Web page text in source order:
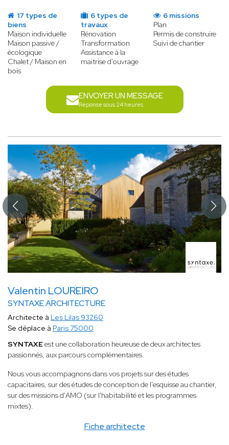
17 types de
biens
Maison individuelle
Maison passive /
écologique
Chalet / Maison en
bois
6 types de
travaux
Rénovation
Transformation
Assistance à la
maitrise d'ouvrage
6 missions
Plan
Permis de construire
Suivi de chantier
ENVOYER UN MESSAGE
Réponse sous 24 heures
Valentin LOUREIRO
SYNTAXE ARCHITECTURE
Fiche architecte
Architecte à Les Lilas 93260
Se déplace à Paris 75000
SYNTAXEest une collaboration heureuse de deux architectes
passionnés, aux parcours complémentaires.
Nous vous accompagnons dans vos projets sur des études
capacitaires, sur des études de conception de l'esquisse au chantier,
sur des missions d'AMO (sur l'habitabilité et les programmes
mixtes).